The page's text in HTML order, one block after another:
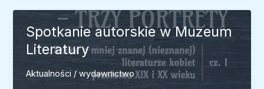
książki
Kaszuby
Minkiny
Spotkanie autorskie w Muzeum
Literatury
Aktualności /wydawnictwo